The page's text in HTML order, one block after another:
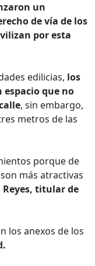
un
de vía de los
por esta
edilicias, los
espacio que no
, sin embargo,
metros de las
porque de
más atractivas
titular de
los anexos de los